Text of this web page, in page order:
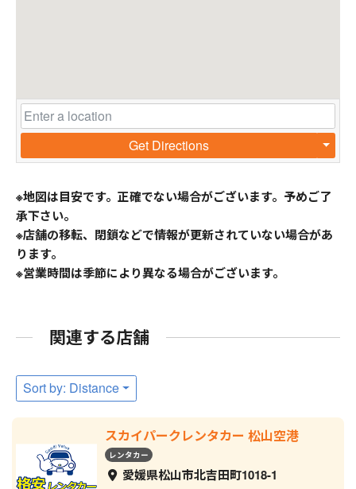
Get Directions
※地図は目安です。正確でない場合がございます。予めご了
承下さい。
※店舗の移転、閉鎖などで情報が更新されていない場合があ
ります。
※営業時間は季節により異なる場合がございます。
関連する店舗
Sort by: Distance
スカイパークレンタカー 松山空港
レンタカー
愛媛県松山市北吉田町1018-1